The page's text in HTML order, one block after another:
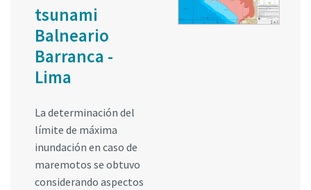
tsunami
Balneario
Barranca -
Lima
La determinación del
límite de máxima
inundación en caso de
maremotos se obtuvo
considerando aspectos